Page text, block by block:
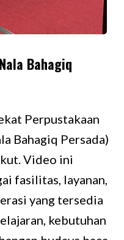
Bahagiq
Perpustakaan
Bahagiq Persada)
Video ini
fasilitas, layanan,
yang tersedia
kebutuhan